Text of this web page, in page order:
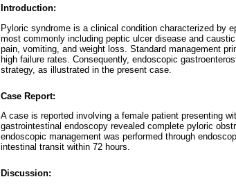
Introduction:
Pyloric syndrome is a clinical condition characterized by
most commonly including peptic ulcer disease and
pain, vomiting, and weight loss. Standard management
high failure rates. Consequently, endoscopic
strategy, as illustrated in the present case.
Case Report:
A case is reported involving a female patient presenting
gastrointestinal endoscopy revealed complete pyloric
endoscopic management was performed through
intestinal transit within 72 hours.
Discussion: